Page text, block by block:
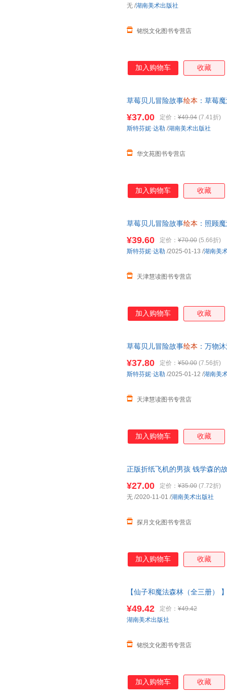
铭悦文化图书专营店
无 /湖南美术出版社
加入购物车 收藏
草莓贝儿冒险故事绘本 ：草莓
¥37.00 定价： ¥49.94 (7.41折)
华文苑图书专营店
斯特芬妮·达勒 /湖南美术出版社
加入购物车 收藏
草莓贝儿冒险故事绘本 ：照顾
¥39.60 定价： ¥70.00 (5.66折)
天津慧读图书专营店
斯特芬妮·达勒 /2025-01-13 /湖南美
加入购物车 收藏
草莓贝儿冒险故事绘本 ：万物
¥37.80 定价： ¥50.00 (7.56折)
天津慧读图书专营店
斯特芬妮·达勒 /2025-01-12 /湖南美
加入购物车 收藏
正版折纸飞机的男孩 钱学森的
¥27.00 定价： ¥35.00 (7.72折)
探月文化图书专营店
无 /2020-11-01 /湖南美术出版社
加入购物车 收藏
【仙子和魔法森林（全三册）
（全三册）
¥49.42 定价： ¥49.42
铭悦文化图书专营店
湖南美术出版社
加入购物车 收藏